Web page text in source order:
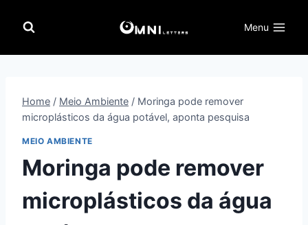
para
Menu
Home / Meio Ambiente / Moringa pode remover
microplásticos da água potável, aponta pesquisa
MEIO AMBIENTE
Moringa pode remover
microplásticos da água